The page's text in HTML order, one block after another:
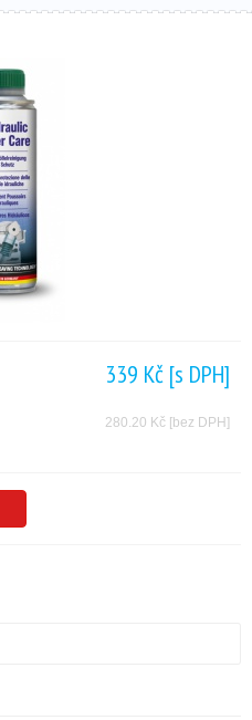
339 Kč [s DPH]
280.20 Kč [bez DPH]